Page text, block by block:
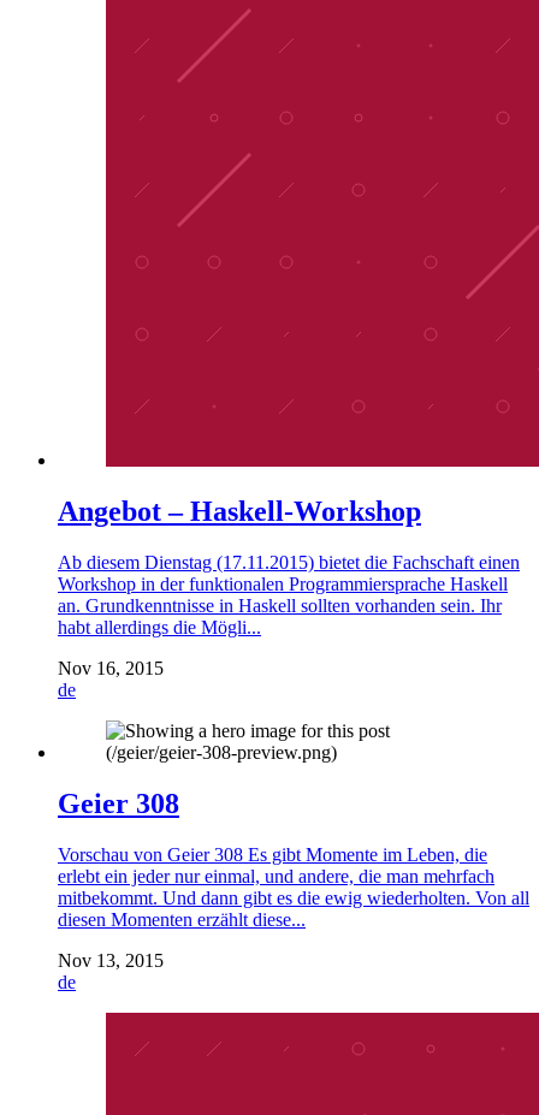
Angebot – Haskell-Workshop
Ab diesem Dienstag (17.11.2015) bietet die Fachschaft einen
Workshop in der funktionalen Programmiersprache Haskell
an. Grundkenntnisse in Haskell sollten vorhanden sein. Ihr
habt allerdings die Mögli...
Nov 16, 2015
de
Geier 308
Vorschau von Geier 308 Es gibt Momente im Leben, die
erlebt ein jeder nur einmal, und andere, die man mehrfach
mitbekommt. Und dann gibt es die ewig wiederholten. Von all
diesen Momenten erzählt diese...
Nov 13, 2015
de